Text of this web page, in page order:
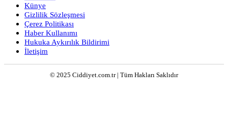
Künye
Gizlilik Sözleşmesi
Çerez Politikası
Haber Kullanımı
Hukuka Aykırılık Bildirimi
İletişim
© 2025 Ciddiyet.com.tr | Tüm Hakları Saklıdır